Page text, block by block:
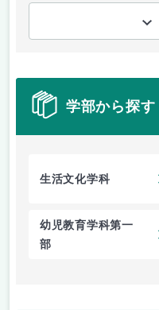
学部から探す
生活文化学科
幼児教育学科第一
部